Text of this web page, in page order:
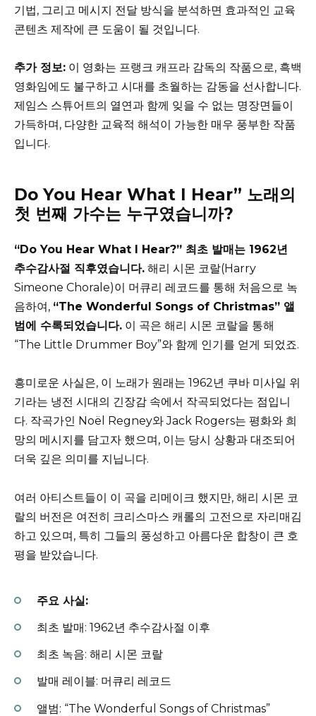
기법, 그리고 메시지 전달 방식을 분석하면 효과적인 교육
콘텐츠 제작에 큰 도움이 될 것입니다.
추가 정보: 이 영화는 프랭크 캐프라 감독의 작품으로, 흑백
영화임에도 불구하고 시대를 초월하는 감동을 선사합니다.
제임스 스튜어트의 열연과 함께 잊을 수 없는 명장면들이
가득하며, 다양한 교육적 해석이 가능한 매우 풍부한 작품
입니다.
Do You Hear What I Hear” 노래의
첫 번째 가수는 누구였습니까?
“Do You Hear What I Hear?” 최초 발매는 1962년
추수감사절 직후였습니다. 해리 시몬 코랄(Harry
Simeone Chorale)이 머큐리 레코드를 통해 처음으로 녹
음하여, “The Wonderful Songs of Christmas” 앨
범에 수록되었습니다. 이 곡은 해리 시몬 코랄을 통해
“The Little Drummer Boy”와 함께 인기를 얻게 되었죠.
흥미로운 사실은, 이 노래가 원래는 1962년 쿠바 미사일 위
기라는 냉전 시대의 긴장감 속에서 작곡되었다는 점입니
다. 작곡가인 Noël Regney와 Jack Rogers는 평화와 희
망의 메시지를 담고자 했으며, 이는 당시 상황과 대조되어
더욱 깊은 의미를 지닙니다.
여러 아티스트들이 이 곡을 리메이크 했지만, 해리 시몬 코
랄의 버전은 여전히 크리스마스 캐롤의 고전으로 자리매김
하고 있으며, 특히 그들의 풍성하고 아름다운 합창이 큰 호
평을 받았습니다.
주요 사실:
최초 발매: 1962년 추수감사절 이후
최초 녹음: 해리 시몬 코랄
발매 레이블: 머큐리 레코드
앨범: “The Wonderful Songs of Christmas”